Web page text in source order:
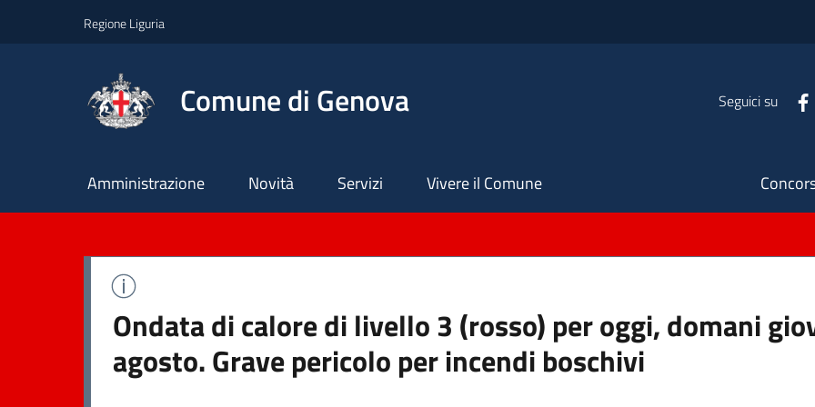
Regione Liguria
Comune di Genova Seguici su
Principale
Amministrazione Novità Servizi Vivere il Comune
Ondata di calore di livello 3 (rosso) per oggi, domani
agosto. Grave pericolo per incendi boschivi